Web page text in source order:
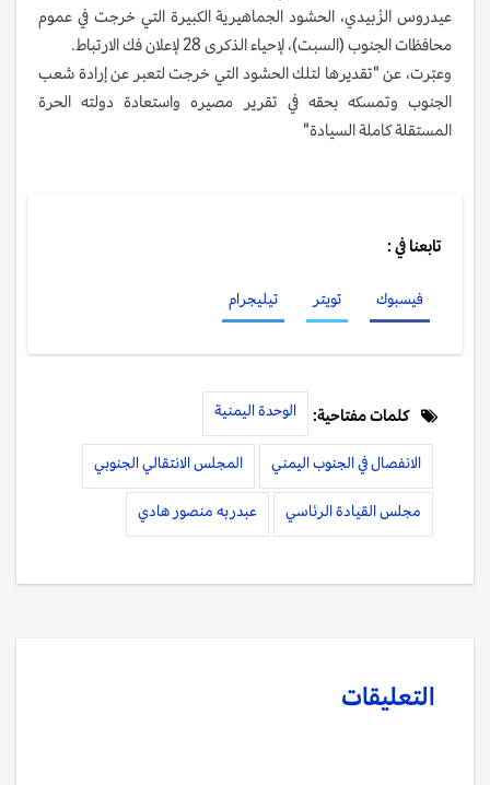
عيدروس الزُبيدي، الحشود الجماهيرية الكبيرة التي خرجت في عموم
محافظات الجنوب (السبت)، لإحياء الذكرى 28 لإعلان فك الارتباط.
وعبّرت، عن "تقديرها لتلك الحشود التي خرجت لتعبر عن إرادة شعب
الجنوب وتمسكه بحقه في تقرير مصيره واستعادة دولته الحرة
المستقلة كاملة السيادة"
تابعنا في :
فيسبوك تويتر تيليجرام
كلمات مفتاحية: الوحدة اليمنية
الانفصال في الجنوب اليمني المجلس الانتقالي الجنوبي
مجلس القيادة الرئاسي عبدربه منصور هادي
التعليقات